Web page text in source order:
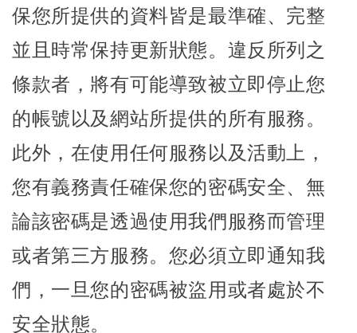
保您所提供的資料皆是最準確、完整
並且時常保持更新狀態。違反所列之
條款者，將有可能導致被立即停止您
的帳號以及網站所提供的所有服務。
此外，在使用任何服務以及活動上，
您有義務責任確保您的密碼安全、無
論該密碼是透過使用我們服務而管理
或者第三方服務。您必須立即通知我
們，一旦您的密碼被盜用或者處於不
安全狀態。